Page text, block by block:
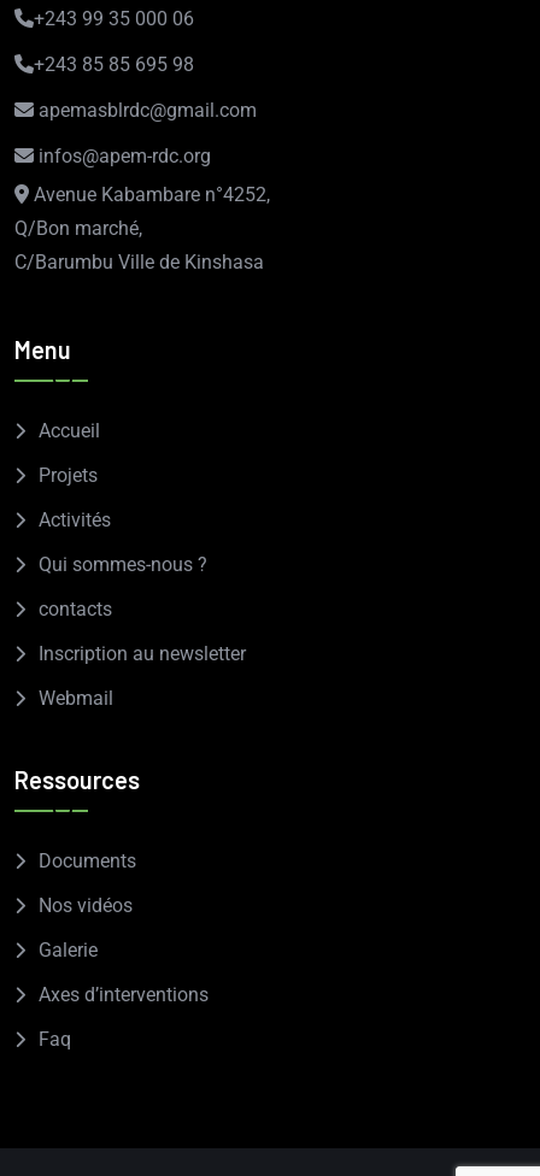
+243 99 35 000 06
+243 85 85 695 98
apemasblrdc@gmail.com
infos@apem-rdc.org
Avenue Kabambare n°4252,
Q/Bon marché,
C/Barumbu Ville de Kinshasa
Menu
Accueil
Projets
Activités
Qui sommes-nous ?
contacts
Inscription au newsletter
Webmail
Ressources
Documents
Nos vidéos
Galerie
Axes d’interventions
Faq